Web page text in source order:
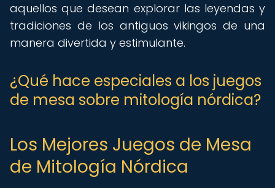
aquellos que desean explorar las leyendas y
tradiciones de los antiguos vikingos de una
manera divertida y estimulante.
¿Qué hace especiales a los juegos
de mesa sobre mitología nórdica?
Los Mejores Juegos de Mesa
de Mitología Nórdica